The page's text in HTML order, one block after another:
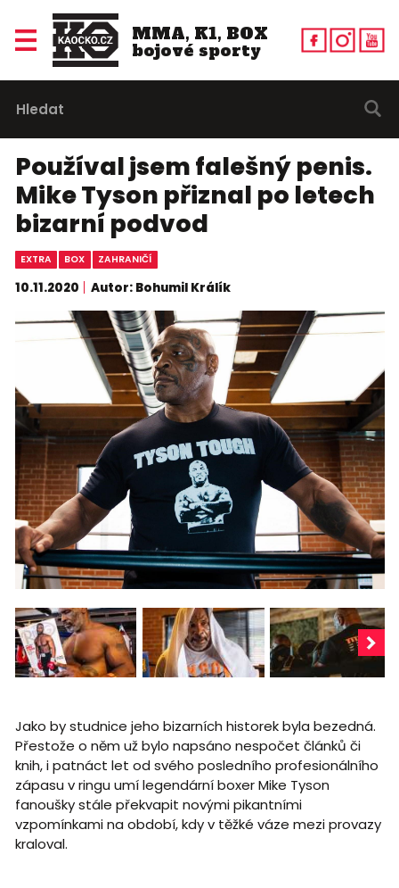
MMA, K1, BOX
bojové sporty
Používal jsem falešný penis.
Mike Tyson přiznal po letech
bizarní podvod
EXTRA BOX ZAHRANIČÍ
10.11.2020 Autor: Bohumil Králík
Jako by studnice jeho bizarních historek byla bezedná.
Přestože o něm už bylo napsáno nespočet článků či
knih, i patnáct let od svého posledního profesionálního
zápasu v ringu umí legendární boxer Mike Tyson
fanoušky stále překvapit novými pikantními
vzpomínkami na období, kdy v těžké váze mezi provazy
kraloval.